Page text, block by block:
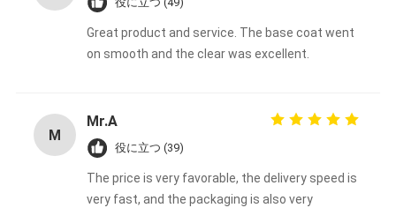
Great product and service. The base coat went
on smooth and the clear was excellent.
M
Mr.A
役に立つ (39)
The price is very favorable, the delivery speed is
very fast, and the packaging is also very